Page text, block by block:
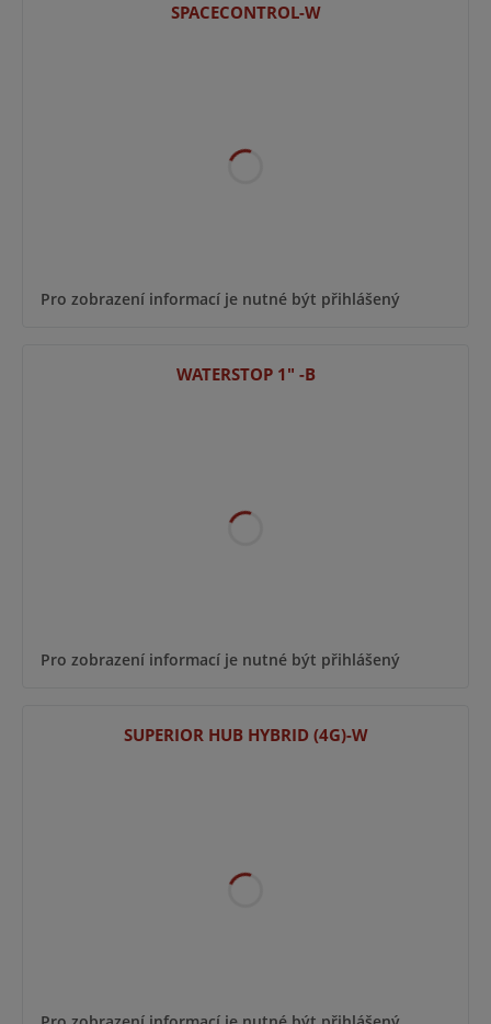
SPACECONTROL-W
Pro zobrazení informací je nutné být přihlášený
WATERSTOP 1" -B
Pro zobrazení informací je nutné být přihlášený
SUPERIOR HUB HYBRID (4G)-W